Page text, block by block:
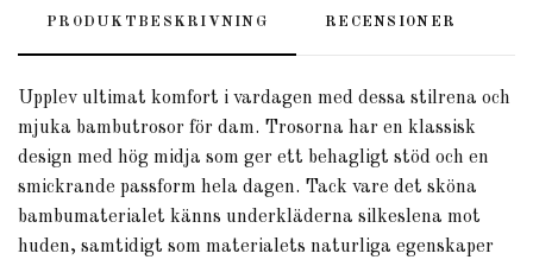
PRODUKTBESKRIVNING RECENSIONER
Upplev ultimat komfort i vardagen med dessa stilrena och
mjuka bambutrosor för dam. Trosorna har en klassisk
design med hög midja som ger ett behagligt stöd och en
smickrande passform hela dagen. Tack vare det sköna
bambumaterialet känns underkläderna silkeslena mot
huden, samtidigt som materialets naturliga egenskaper